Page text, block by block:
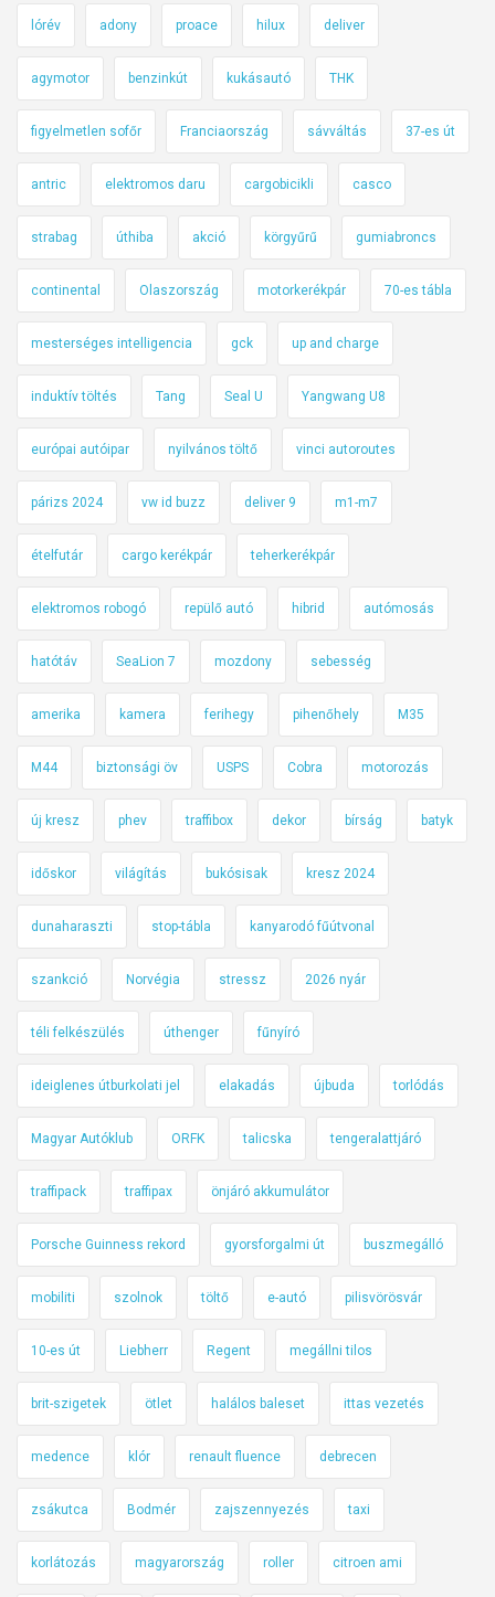
lórév adony proace hilux deliver
agymotor benzinkút kukásautó THK
figyelmetlen sofőr Franciaország sávváltás 37-es út
antric elektromos daru cargobicikli casco
strabag úthiba akció körgyűrű gumiabroncs
continental Olaszország motorkerékpár 70-es tábla
mesterséges intelligencia gck up and charge
induktív töltés Tang Seal U Yangwang U8
európai autóipar nyilvános töltő vinci autoroutes
párizs 2024 vw id buzz deliver 9 m1-m7
ételfutár cargo kerékpár teherkerékpár
elektromos robogó repülő autó hibrid autómosás
hatótáv SeaLion 7 mozdony sebesség
amerika kamera ferihegy pihenőhely M35
M44 biztonsági öv USPS Cobra motorozás
új kresz phev traffibox dekor bírság batyk
időskor világítás bukósisak kresz 2024
dunaharaszti stop-tábla kanyarodó fűútvonal
szankció Norvégia stressz 2026 nyár
téli felkészülés úthenger fűnyíró
ideiglenes útburkolati jel elakadás újbuda torlódás
Magyar Autóklub ORFK talicska tengeralattjáró
traffipack traffipax önjáró akkumulátor
Porsche Guinness rekord gyorsforgalmi út buszmegálló
mobiliti szolnok töltő e-autó pilisvörösvár
10-es út Liebherr Regent megállni tilos
brit-szigetek ötlet halálos baleset ittas vezetés
medence klór renault fluence debrecen
zsákutca Bodmér zajszennyezés taxi
korlátozás magyarország roller citroen ami